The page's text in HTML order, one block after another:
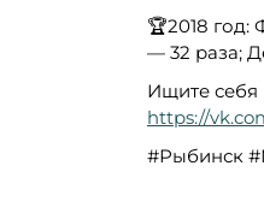
🏆2018 год:
— 32 раза;
Ищите себя
https://
#Рыбинск